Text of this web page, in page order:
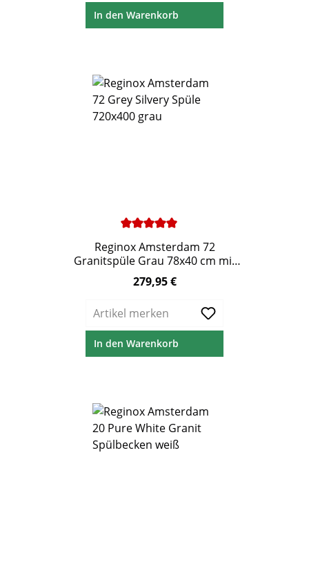
In den Warenkorb
Durchschnittliche Bewertung von 5 von 5
Reginox Amsterdam 72
Granitspüle Grau 78x40 cm mit
XXL Becken
Regulärer Preis:
279,95 €
Artikel merken
In den Warenkorb